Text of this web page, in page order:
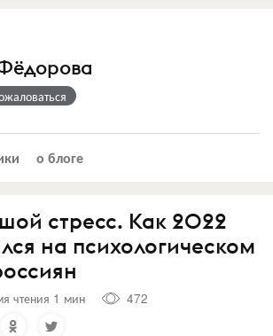
о блоге
стресс. Как 2022
на психологическом
чтения 1 мин
472